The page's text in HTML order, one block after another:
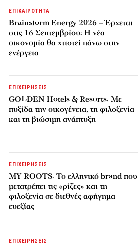
ΕΠΙΚΑΙΡΟΤΗΤΑ
Brainstorm Energy 2026 – Έρχεται
στις 16 Σεπτεμβρίου: Η νέα
οικονομία θα χτιστεί πάνω στην
ενέργεια
ΕΠΙΧΕΙΡΗΣΕΙΣ
GOLDEN Hotels & Resorts: Με
πυξίδα την οικογένεια, τη φιλοξενία
και τη βιώσιμη ανάπτυξη
ΕΠΙΧΕΙΡΗΣΕΙΣ
MY ROOTS: Το ελληνικό brand που
μετατρέπει τις «ρίζες» και τη
φιλοξενία σε διεθνές αφήγημα
ευεξίας
ΕΠΙΧΕΙΡΗΣΕΙΣ